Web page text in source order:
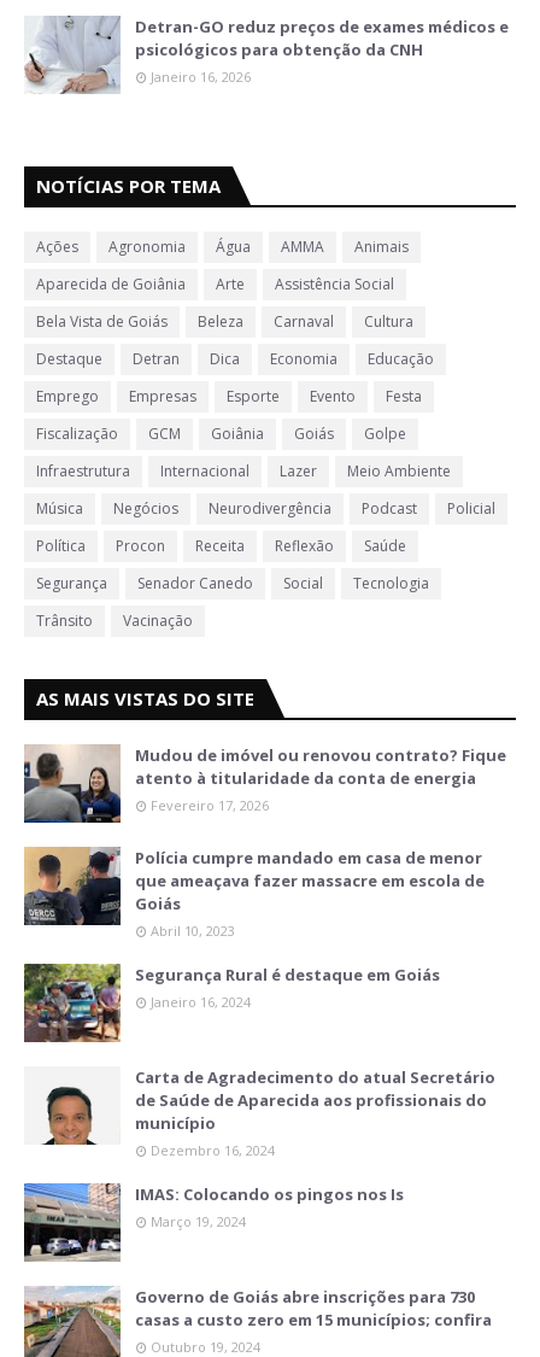
Detran-GO reduz preços de exames médicos e
psicológicos para obtenção da CNH
Janeiro 16, 2026
NOTÍCIAS POR TEMA
Ações Agronomia Água AMMA
Animais
Aparecida de Goiânia
Arte
Assistência Social
Bela Vista de Goiás
Beleza Carnaval
Cultura
Destaque
Detran Dica Economia
Educação
Emprego
Empresas Esporte Evento
Festa
Fiscalização
GCM Goiânia Goiás
Golpe
Infraestrutura
Internacional Lazer
Meio Ambiente
Música
Negócios Neurodivergência Podcast
Policial
Política
Procon Receita Reflexão
Saúde
Segurança
Senador Canedo Social
Tecnologia
Trânsito
Vacinação
AS MAIS VISTAS DO SITE
Mudou de imóvel ou renovou contrato? Fique
atento à titularidade da conta de energia
Fevereiro 17, 2026
Polícia cumpre mandado em casa de menor
que ameaçava fazer massacre em escola de
Goiás
Abril 10, 2023
Segurança Rural é destaque em Goiás
Janeiro 16, 2024
Carta de Agradecimento do atual Secretário
de Saúde de Aparecida aos profissionais do
município
Dezembro 16, 2024
IMAS: Colocando os pingos nos Is
Março 19, 2024
Governo de Goiás abre inscrições para 730
casas a custo zero em 15 municípios; confira
Outubro 19, 2024